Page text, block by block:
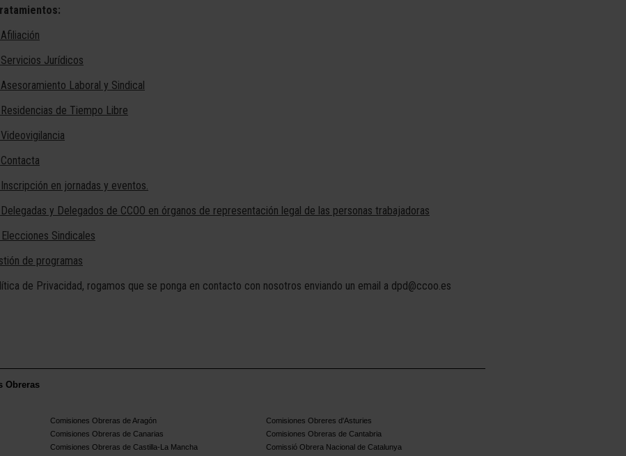
Jurídicos
Laboral y Sindical
de Tiempo Libre
en jornadas y eventos.
y Delegados de CCOO en órganos de representación legal de las personas trabajadoras
Sindicales
de programas
de Privacidad, rogamos que se ponga en contacto con nosotros enviando un email a dpd@ccoo.es
Obreras
Comisiones Obreras de Aragón
Comisiones Obreres d'Asturies
Comisiones Obreras de Canarias
Comisiones Obreras de Cantabria
Comisiones Obreras de Castilla-La Mancha
Comissió Obrera Nacional de Catalunya